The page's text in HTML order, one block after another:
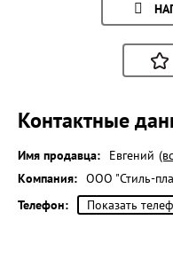
Контактные
Имя продавца: Евгений
Компания: ООО "Стиль-
Телефон:
Показать